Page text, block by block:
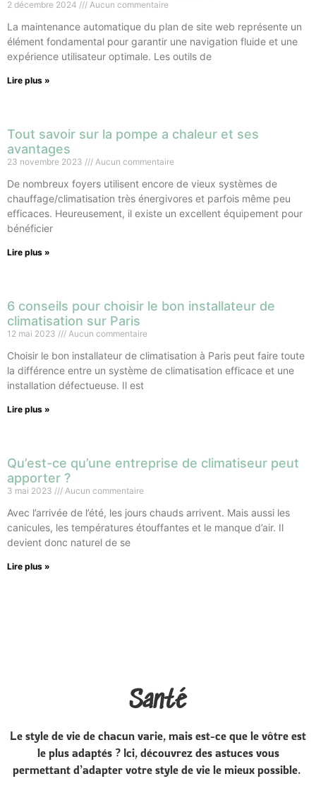
2 décembre 2024 Aucun commentaire
La maintenance automatique du plan de site web représente un
élément fondamental pour garantir une navigation fluide et une
expérience utilisateur optimale. Les outils de
Lire plus »
Tout savoir sur la pompe a chaleur et ses
avantages
23 novembre 2023 Aucun commentaire
De nombreux foyers utilisent encore de vieux systèmes de
chauffage/climatisation très énergivores et parfois même peu
efficaces. Heureusement, il existe un excellent équipement pour
bénéficier
Lire plus »
6 conseils pour choisir le bon installateur de
climatisation sur Paris
12 mai 2023 Aucun commentaire
Choisir le bon installateur de climatisation à Paris peut faire toute
la différence entre un système de climatisation efficace et une
installation défectueuse. Il est
Lire plus »
Qu’est-ce qu’une entreprise de climatiseur peut
apporter ?
3 mai 2023 Aucun commentaire
Avec l’arrivée de l’été, les jours chauds arrivent. Mais aussi les
canicules, les températures étouffantes et le manque d’air. Il
devient donc naturel de se
Lire plus »
Santé
Le style de vie de chacun varie, mais est-ce que le vôtre est
le plus adaptés ? Ici, découvrez des astuces vous
permettant d’adapter votre style de vie le mieux possible.